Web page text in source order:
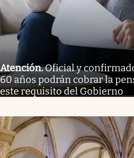
Atención.Oficial y
60 años podrán cobrar la
este requisito del Gobierno